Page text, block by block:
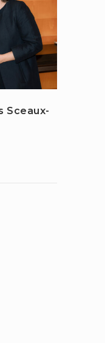
Sceaux-